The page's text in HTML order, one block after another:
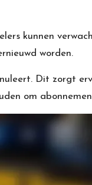
kunnen
worden.
Dit zorgt
om